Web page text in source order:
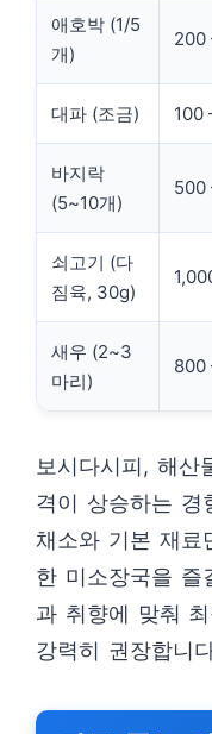
애호박 (1/5
개)
200
대파 (조금) 100
바지락
(5~10개)
500
쇠고기 (다
짐육, 30g)
새우 (2~3
마리)
800
보시다시피, 해산
격이 상승하는 경
채소와 기본 재료
한 미소장국을 즐
과 취향에 맞춰
강력히 권장합니